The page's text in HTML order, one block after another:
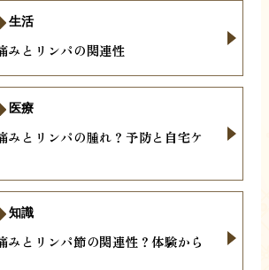
みとリンパの関連性
生活
みとリンパの腫れ？予防と自宅ケ
医療
みとリンパ節の関連性？体験から
知識